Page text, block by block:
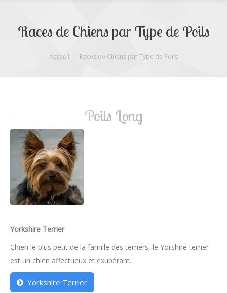
Races de Chiens par Type de Poils
Vous êtes ici :Accueil Races de Chiens par Type de Poils
Poils Long
Yorkshire Terrier
Chien le plus petit de la famille des terriers, le Yorshire terrier
est un chien affectueux et exubérant.
Yorkshire Terrier